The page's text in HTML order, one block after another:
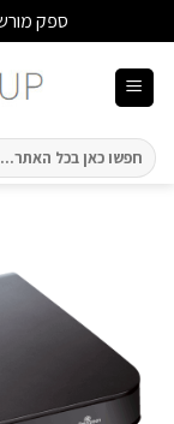
ספק מורשה
חיפוש
עבור: